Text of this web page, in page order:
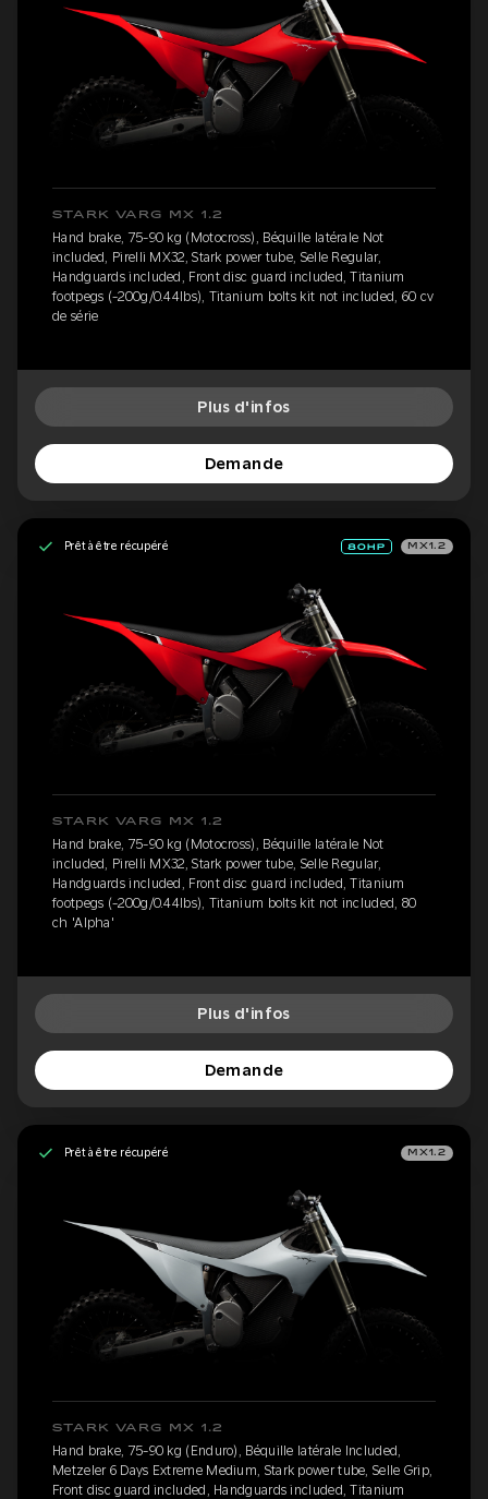
STARK VARG MX 1.2
Hand brake, 75-90 kg (Motocross), Béquille latérale Not
included, Pirelli MX32, Stark power tube, Selle Regular,
Handguards included, Front disc guard included, Titanium
footpegs (-200g/0.44lbs), Titanium bolts kit not included, 60 cv
de série
Plus d'infos
Demande
Prêt à être récupéré MX1.2
STARK VARG MX 1.2
Hand brake, 75-90 kg (Motocross), Béquille latérale Not
included, Pirelli MX32, Stark power tube, Selle Regular,
Handguards included, Front disc guard included, Titanium
footpegs (-200g/0.44lbs), Titanium bolts kit not included, 80
ch 'Alpha'
Plus d'infos
Demande
Prêt à être récupéré MX1.2
STARK VARG MX 1.2
Hand brake, 75-90 kg (Enduro), Béquille latérale Included,
Metzeler 6 Days Extreme Medium, Stark power tube, Selle Grip,
Front disc guard included, Handguards included, Titanium